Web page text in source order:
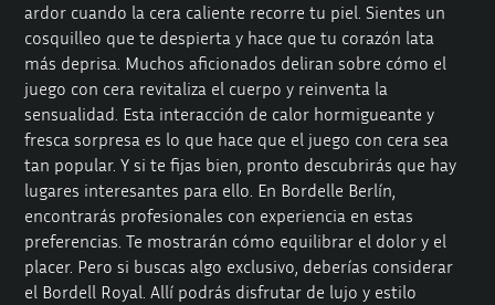
ardor cuando la cera caliente recorre tu piel. Sientes un
cosquilleo que te despierta y hace que tu corazón lata
más deprisa. Muchos aficionados deliran sobre cómo el
juego con cera revitaliza el cuerpo y reinventa la
sensualidad. Esta interacción de calor hormigueante y
fresca sorpresa es lo que hace que el juego con cera sea
tan popular. Y si te fijas bien, pronto descubrirás que hay
lugares interesantes para ello. En Bordelle Berlín,
encontrarás profesionales con experiencia en estas
preferencias. Te mostrarán cómo equilibrar el dolor y el
placer. Pero si buscas algo exclusivo, deberías considerar
el Bordell Royal. Allí podrás disfrutar de lujo y estilo